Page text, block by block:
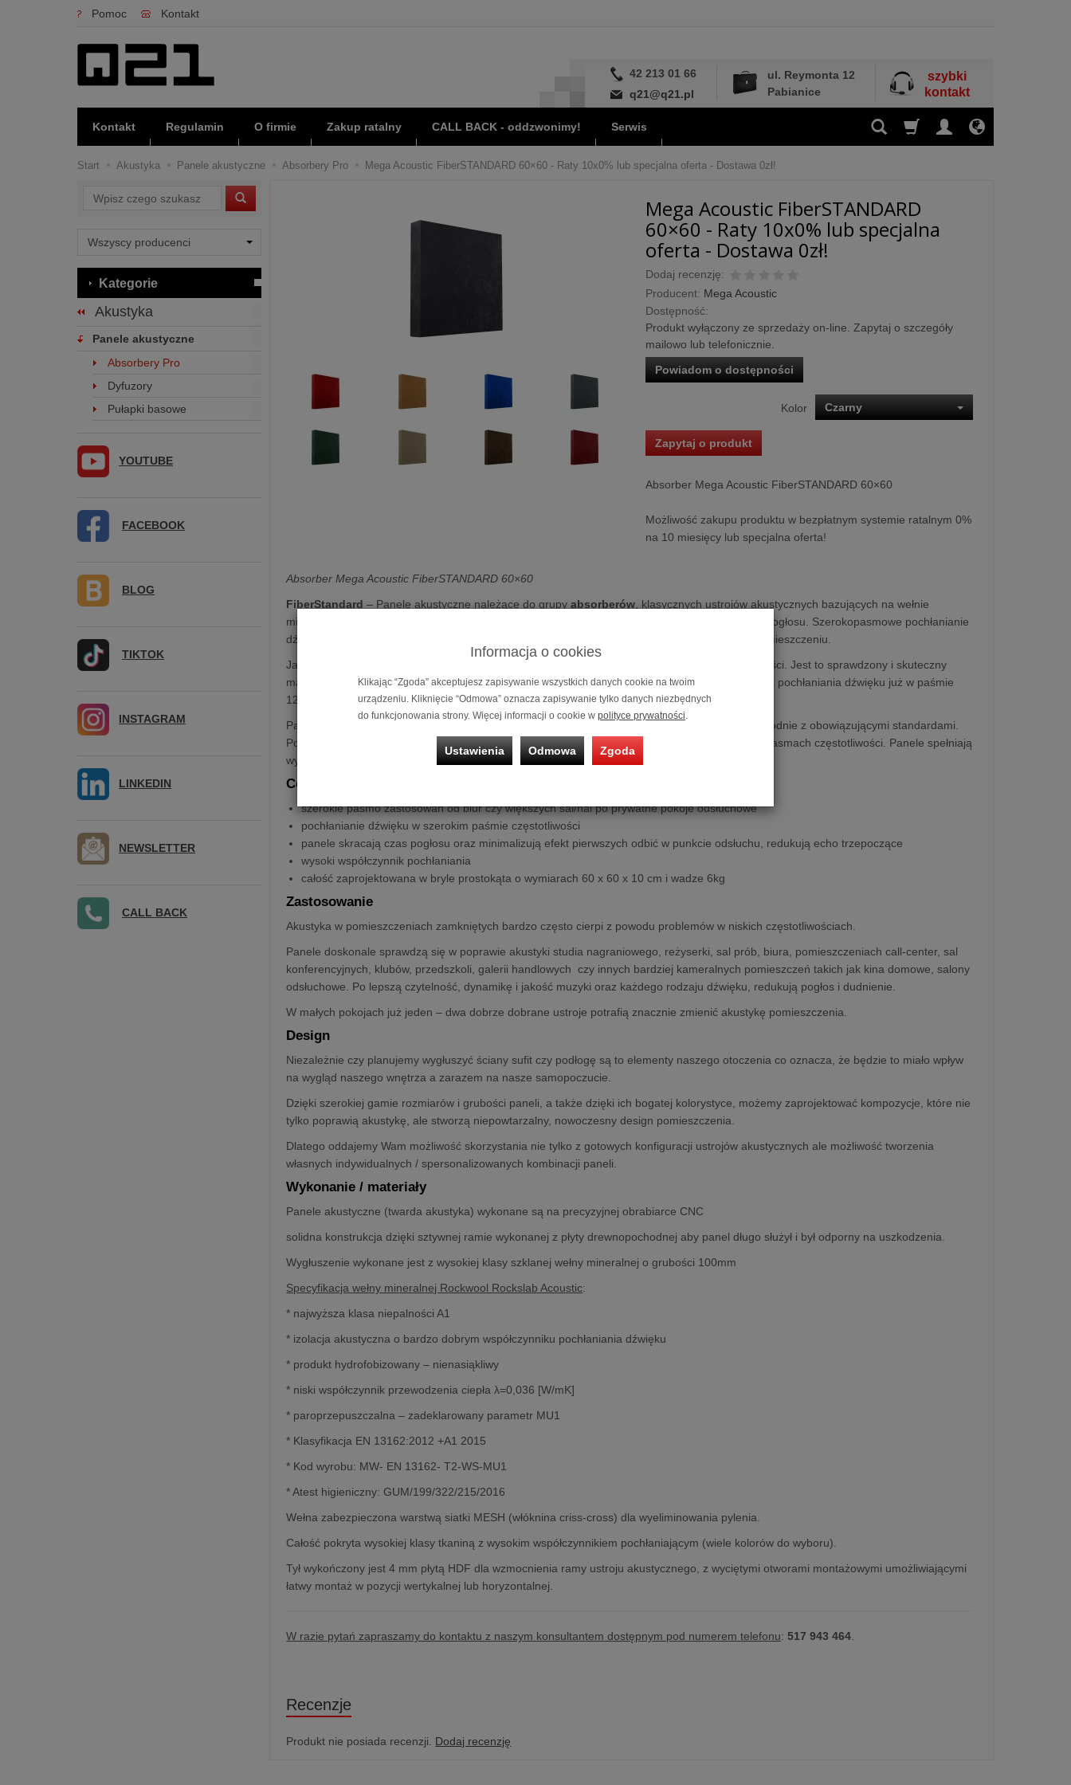
Pomoc Kontakt
42 213 01 66
q21@q21.pl
ul. Reymonta 12
Pabianice
szybki
kontakt
Kontakt Regulamin O firmie Zakup ratalny CALL BACK - oddzwonimy! Serwis
Start Akustyka Panele akustyczne Absorbery Pro Mega Acoustic FiberSTANDARD 60×60 - Raty 10x0% lub specjalna oferta - Dostawa 0zł!
Mega Acoustic FiberSTANDARD
60×60 - Raty 10x0% lub specjalna
oferta - Dostawa 0zł!
Dodaj recenzję:
Producent: Mega Acoustic
Dostępność:
Produkt wyłączony ze sprzedaży on-line. Zapytaj o szczegóły
mailowo lub telefonicznie.
Powiadom o dostępności
Kolor Czarny
Zapytaj o produkt
Absorber Mega Acoustic FiberSTANDARD 60×60
Możliwość zakupu produktu w bezpłatnym systemie ratalnym 0%
na 10 miesięcy lub specjalna oferta!
Absorber Mega Acoustic FiberSTANDARD 60×60
FiberStandard – Panele akustyczne należące do grupyabsorberów , klasycznych ustrojów akustycznych bazujących na wełnie
mineralnej mających na celu pochłaniania dźwięku, idealne do pierwszych odbić i zmniejszania pogłosu. Szerokopasmowe pochłanianie
dźwięku pozwalają na doskonałą kontrolę odbić od ścian i sufitu, a także redukcję pogłosu w pomieszczeniu.
Jako materiał tłumiący zastosowano odpowiednio zabezpieczoną wełnę mineralną o dużej gęstości. Jest to sprawdzony i skuteczny
materiał pochłaniający dźwięk, szeroko stosowany na całym świecie, oferuje wysoki współczynnik pochłaniania dźwięku już w paśmie
125 Hz.
Panele typu
mają potwierdzone właściwości pochłaniania dźwięku, wykonane zgodnie z obowiązującymi standardami.
Poniżej przedstawiono wykresy fizycznego współczynnika pochłaniania dźwięku w oktawowych pasmach częstotliwości. Panele spełniają
wymogi klasy pochłaniania dźwięku A.
Cechy:
szerokie pasmo zastosowań od biur czy większych sal/hal po prywatne pokoje odsłuchowe
pochłanianie dźwięku w szerokim paśmie częstotliwości
panele skracają czas pogłosu oraz minimalizują efekt pierwszych odbić w punkcie odsłuchu, redukują echo trzepoczące
wysoki współczynnik pochłaniania
całość zaprojektowana w bryle prostokąta o wymiarach 60 x 60 x 10 cm i wadze 6kg
Zastosowanie
Akustyka w pomieszczeniach zamkniętych bardzo często cierpi z powodu problemów w niskich częstotliwościach.
Panele doskonale sprawdzą się w poprawie akustyki studia nagraniowego, reżyserki, sal prób, biura, pomieszczeniach call-center, sal
konferencyjnych, klubów, przedszkoli, galerii handlowych czy innych bardziej kameralnych pomieszczeń takich jak kina domowe, salony
odsłuchowe. Po lepszą czytelność, dynamikę i jakość muzyki oraz każdego rodzaju dźwięku, redukują pogłos i dudnienie.
W małych pokojach już jeden – dwa dobrze dobrane ustroje potrafią znacznie zmienić akustykę pomieszczenia.
Design
Niezależnie czy planujemy wygłuszyć ściany sufit czy podłogę są to elementy naszego otoczenia co oznacza, że będzie to miało wpływ
na wygląd naszego wnętrza a zarazem na nasze samopoczucie.
Dzięki szerokiej gamie rozmiarów i grubości paneli, a także dzięki ich bogatej kolorystyce, możemy zaprojektować kompozycje, które nie
tylko poprawią akustykę, ale stworzą niepowtarzalny, nowoczesny design pomieszczenia.
Dlatego oddajemy Wam możliwość skorzystania nie tylko z gotowych konfiguracji ustrojów akustycznych ale możliwość tworzenia
własnych indywidualnych / spersonalizowanych kombinacji paneli.
Wykonanie / materiały
Panele akustyczne (twarda akustyka) wykonane są na precyzyjnej obrabiarce CNC
solidna konstrukcja dzięki sztywnej ramie wykonanej z płyty drewnopochodnej aby panel długo służył i był odporny na uszkodzenia.
Wygłuszenie wykonane jest z wysokiej klasy szklanej wełny mineralnej o grubości 100mm
Specyfikacja wełny mineralnej Rockwool Rockslab Acoustic:
* najwyższa klasa niepalności A1
* izolacja akustyczna o bardzo dobrym współczynniku pochłaniania dźwięku
* produkt hydrofobizowany – nienasiąkliwy
* niski współczynnik przewodzenia ciepła λ=0,036 [W/mK]
* paroprzepuszczalna – zadeklarowany parametr MU1
* Klasyfikacja EN 13162:2012 +A1 2015
* Kod wyrobu: MW- EN 13162- T2-WS-MU1
* Atest higieniczny: GUM/199/322/215/2016
Wełna zabezpieczona warstwą siatki MESH (włóknina criss-cross) dla wyeliminowania pylenia.
Całość pokryta wysokiej klasy tkaniną z wysokim współczynnikiem pochłaniającym (wiele kolorów do wyboru).
Tył wykończony jest 4 mm płytą HDF dla wzmocnienia ramy ustroju akustycznego, z wyciętymi otworami montażowymi umożliwiającymi
łatwy montaż w pozycji wertykalnej lub horyzontalnej.
W razie pytań zapraszamy do kontaktu z naszym konsultantem dostępnym pod numerem telefonu:517 943 464
Recenzje
Produkt nie posiada recenzji. Dodaj recenzję
Wyszukaj
Kategorie
Akustyka
Panele akustyczne
Absorbery Pro
Dyfuzory
Pułapki basowe
YOUTUBE
FACEBOOK
BLOG
TIKTOK
INSTAGRAM
LINKEDIN
NEWSLETTER
CALL BACK
Informacja o cookies
Klikając “Zgoda” akceptujesz zapisywanie wszystkich danych cookie na twoim
urządzeniu. Kliknięcie “Odmowa” oznacza zapisywanie tylko danych niezbędnych
do funkcjonowania strony. Więcej informacji o cookie w polityce prywatności
Ustawienia Odmowa Zgoda